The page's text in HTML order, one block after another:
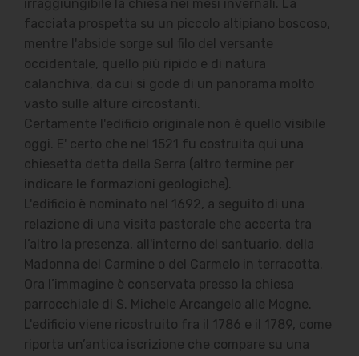
irraggiungibile la chiesa nei mesi invernali. La
facciata prospetta su un piccolo altipiano boscoso,
mentre l'abside sorge sul filo del versante
occidentale, quello più ripido e di natura
calanchiva, da cui si gode di un panorama molto
vasto sulle alture circostanti.
Certamente l'edificio originale non è quello visibile
oggi. E' certo che nel 1521 fu costruita qui una
chiesetta detta della Serra (altro termine per
indicare le formazioni geologiche).
L'edificio è nominato nel 1692, a seguito di una
relazione di una visita pastorale che accerta tra
l’altro la presenza, all'interno del santuario, della
Madonna del Carmine o del Carmelo in terracotta.
Ora l’immagine è conservata presso la chiesa
parrocchiale di S. Michele Arcangelo alle Mogne.
L'edificio viene ricostruito fra il 1786 e il 1789, come
riporta un’antica iscrizione che compare su una